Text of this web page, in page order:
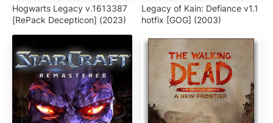
Hogwarts Legacy v.1613387
[RePack Decepticon] (2023)
Legacy of Kain: Defiance v1.1
hotfix [GOG] (2003)